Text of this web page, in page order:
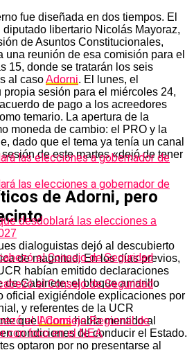
fue diseñada en dos tiempos. El
libertario Nicolás Mayoraz,
de Asuntos Constitucionales,
una reunión de esa comisión para el
15, donde se tratarán los seis
al casoAdorni. El lunes, el
sesión para el miércoles 24,
de pago a los acreedores
temario. La apertura de la
moneda de cambio: el PRO y la
dado que el tema ya tenía un canal
de este martes «dejó de tener
de Adorni, pero
dialoguistas dejó al descubierto
de magnitud. En los días previos,
habían emitido declaraciones
de Gabinete: el bloque amarillo
oficial exigiéndole explicaciones por
y referentes de la UCR
queAdornihabía mentido al
condiciones de conducir el Estado.
optaron por no presentarse al
desdoblará las elecciones a
el II Consejo Regional de
con foco en el NEA